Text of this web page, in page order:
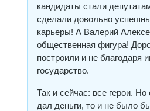
кандидаты стали
сделали довольно
карьеры! А Валерий
общественная фигура!
построили и не благодаря
государство.
Так и сейчас: все герои.
дал деньги, то и не было